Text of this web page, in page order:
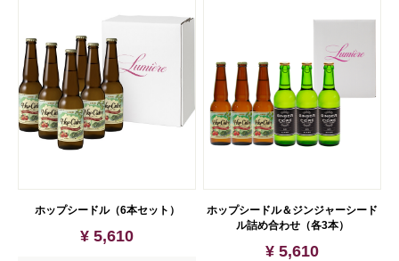
ホップシードル（6本セット）
¥ 5,610
ホップシードル＆ジンジャーシード
ル詰め合わせ（各3本）
¥ 5,610